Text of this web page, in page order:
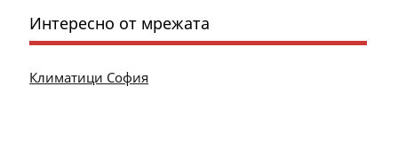
Интересно от мрежата
Климатици София